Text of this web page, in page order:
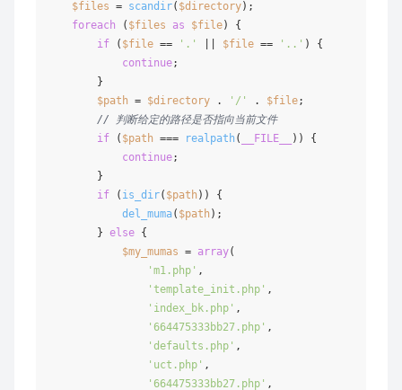
$files = scandir( $directory);
foreach ( $files as $file) {
if ( $file == '.' $file == '..' ) {
continue;
        }
$path = $directory . '/' . $file;
// 判断给定的路径是否指向当前文件
if ( $path === realpath( __FILE__
)) {
continue;
        }
if ( is_dir( $path )) {
del_muma( $path );
        }
else {
$my_mumas = array(
'm1.php' ,
'template_init.php' ,
'index_bk.php' ,
'664475333bb27.php' ,
'defaults.php' ,
'uct.php' ,
'664475333bb27.php' ,